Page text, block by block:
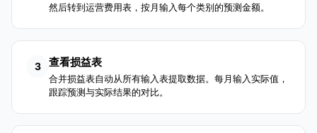
然后转到运营费用表，按月输入每个类别的预测金额。
3 查看损益表
合并损益表自动从所有输入表提取数据。每月输入实际值，
跟踪预测与实际结果的对比。